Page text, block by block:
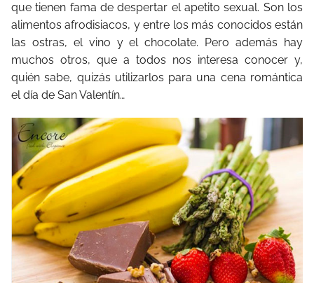
que tienen fama de despertar el apetito sexual. Son los
alimentos afrodisiacos, y entre los más conocidos están
las ostras, el vino y el chocolate. Pero además hay
muchos otros, que a todos nos interesa conocer y,
quién sabe, quizás utilizarlos para una cena romántica
el día de San Valentín…